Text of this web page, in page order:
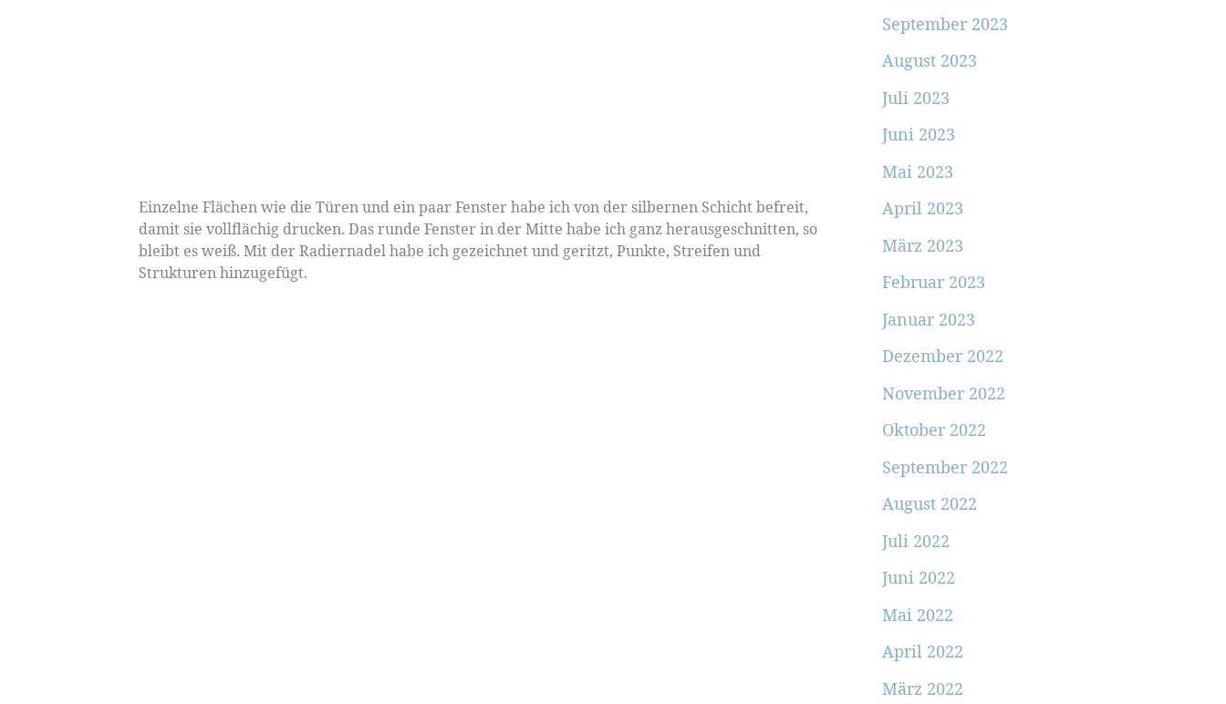
Einzelne Flächen wie die Türen und ein paar Fenster habe ich von der silbernen Schicht befreit,
damit sie vollflächig drucken. Das runde Fenster in der Mitte habe ich ganz herausgeschnitten, so
bleibt es weiß. Mit der Radiernadel habe ich gezeichnet und geritzt, Punkte, Streifen und
Strukturen hinzugefügt.
September 2023
August 2023
Juli 2023
Juni 2023
Mai 2023
April 2023
März 2023
Februar 2023
Januar 2023
Dezember 2022
November 2022
Oktober 2022
September 2022
August 2022
Juli 2022
Juni 2022
Mai 2022
April 2022
März 2022